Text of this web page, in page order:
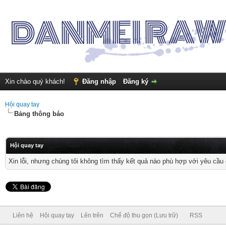
Xin chào quý khách! Đăng nhập Đăng ký
Hội quay tay
Bảng thông báo
Hội quay tay
Xin lỗi, nhưng chúng tôi không tìm thấy kết quả nào phù hợp với yêu
Liên hệ Hội quay tay Lên trên Chế độ thu gọn (Lưu trữ) RSS